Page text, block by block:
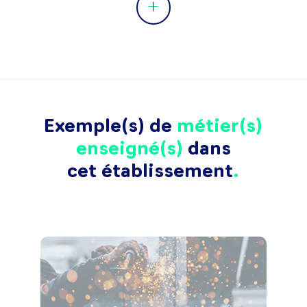
Exemple(s) de métier(s)
enseigné(s) dans
cet établissement